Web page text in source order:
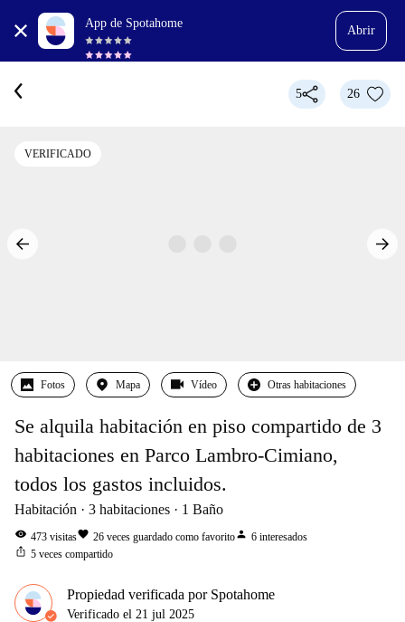
App de Spotahome
Abrir
5 26
VERIFICADO
Fotos Mapa Vídeo Otras habitaciones
Se alquila habitación en piso compartido de 3
habitaciones en Parco Lambro-Cimiano,
todos los gastos incluidos.
Habitación 3 habitaciones 1 Baño
visibility 473 visitasfavorite 26 veces guardado como favoritoperson 6 interesados
ios_share 5 veces compartido
Propiedad verificada por Spotahome
Verificado el 21 jul 2025